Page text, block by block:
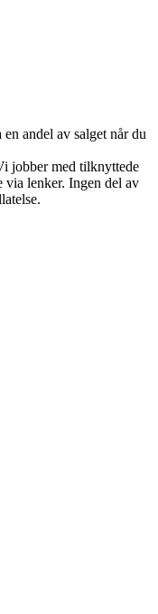
andel av salget når du
jobber med tilknyttede
via lenker. Ingen del av